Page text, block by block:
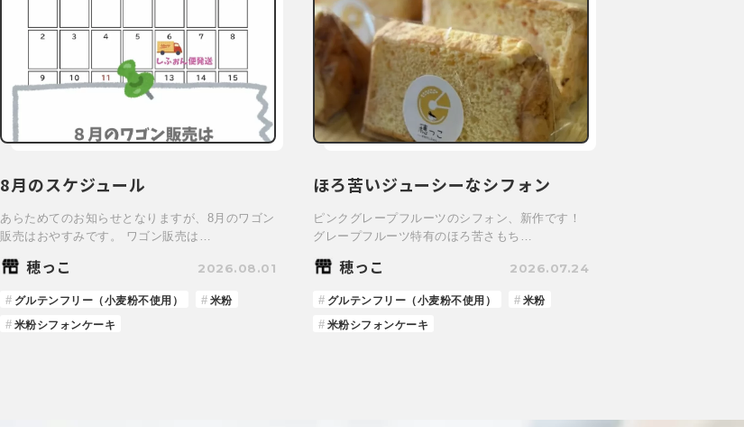
8月のスケジュール
あらためてのお知らせとなりますが、8月のワゴン
販売はおやすみです。 ワゴン販売は…
穂っこ 2026.08.01
グルテンフリー（小麦粉不使用）
米粉
米粉シフォンケーキ
ほろ苦いジューシーなシフォン
ピンクグレープフルーツのシフォン、新作です！
グレープフルーツ特有のほろ苦さもち…
穂っこ 2026.07.24
グルテンフリー（小麦粉不使用）
米粉
米粉シフォンケーキ